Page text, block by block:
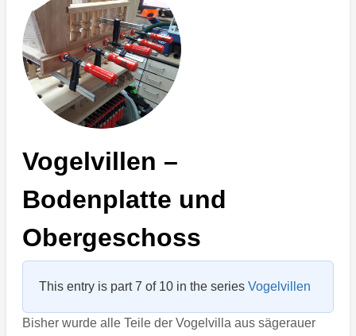
Vogelvillen –
Bodenplatte und
Obergeschoss
This entry is part 7 of 10 in the series Vogelvillen
Bisher wurde alle Teile der Vogelvilla aus sägerauer